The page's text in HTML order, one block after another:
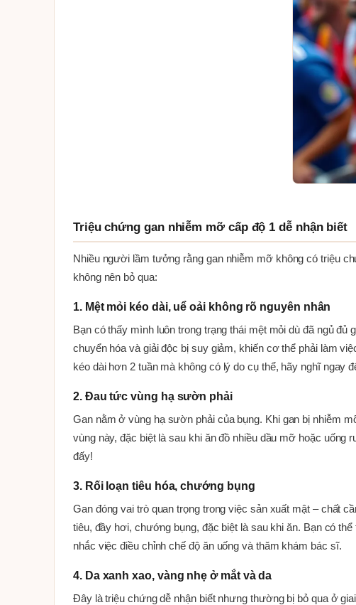
Triệu chứng gan nhiễm mỡ cấp độ 1 dễ nhận biết
Nhiều người lầm tưởng rằng gan nhiễm mỡ không có triệu
không nên bỏ qua:
1. Mệt mỏi kéo dài, uể oải không rõ nguyên nhân
Bạn có thấy mình luôn trong trạng thái mệt mỏi dù đã ngủ
chuyển hóa và giải độc bị suy giảm, khiến cơ thể phải làm
kéo dài hơn 2 tuần mà không có lý do cụ thể, hãy nghĩ ngay
2. Đau tức vùng hạ sườn phải
Gan nằm ở vùng hạ sườn phải của bụng. Khi gan bị nhiễm
vùng này, đặc biệt là sau khi ăn đồ nhiều dầu mỡ hoặc uống
đấy!
3. Rối loạn tiêu hóa, chướng bụng
Gan đóng vai trò quan trọng trong việc sản xuất mật – chất
tiêu, đầy hơi, chướng bụng, đặc biệt là sau khi ăn. Bạn có
nhắc việc điều chỉnh chế độ ăn uống và thăm khám bác sĩ.
4. Da xanh xao, vàng nhẹ ở mắt và da
Đây là triệu chứng dễ nhận biết nhưng thường bị bỏ qua ở